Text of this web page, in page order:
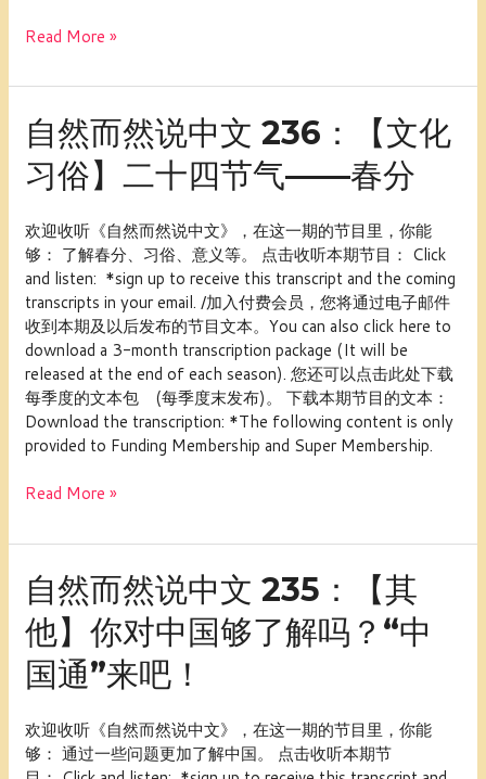
Read More »
自然而然说中文 236：【文化
习俗】二十四节气——春分
欢迎收听《自然而然说中文》，在这一期的节目里，你能
够： 了解春分、习俗、意义等。 点击收听本期节目： Click
and listen: *sign up to receive this transcript and the coming
transcripts in your email. /加入付费会员，您将通过电子邮件
收到本期及以后发布的节目文本。You can also click here to
download a 3-month transcription package (It will be
released at the end of each season). 您还可以点击此处下载
每季度的文本包 (每季度末发布)。 下载本期节目的文本：
Download the transcription: *The following content is only
provided to Funding Membership and Super Membership.
自
然
而
中
文
236：
【文
化
习
俗】
二
十
四
气
春
分
Read More »
自然而然说中文 235：【其
他】你对中国够了解吗？“中
国通”来吧！
欢迎收听《自然而然说中文》，在这一期的节目里，你能
够： 通过一些问题更加了解中国。 点击收听本期节
自
然
而
然
说
文
235：
【其